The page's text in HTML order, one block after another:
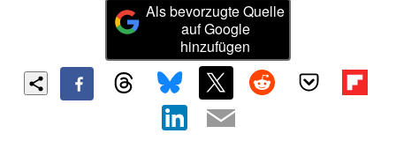
Als bevorzugte Quelle
auf Google
hinzufügen